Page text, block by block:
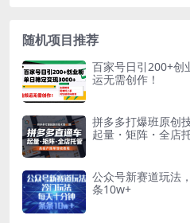
随机项目推荐
百家号日引200+创
运无需创作！
拼多多打爆班原创
起量・矩阵・全店
公众号新赛道玩法
条10w+